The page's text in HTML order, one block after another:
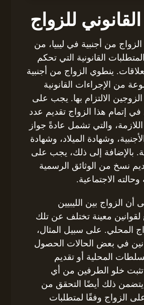
للزواج
من أجنبية في ليبيا، من
القانونية التي تحكم
ينطوي الزواج من أجنبية
من الإجراءات القانونية
الالتزام بها. يجب على
في إتمام هذا الزواج تقديم عدد
والتي تشمل عادةً جواز
وشهادة الميلاد، وشهادة
بالإضافة إلى ذلك، يجب على
نسخ من الوثائق الرسمية
الاجتماعية.
أن الزواج بين الليبيين
معينة تختلف عن تلك
المحلي. على سبيل المثال،
في بعض الحالات الحصول
المحلية أو تقديم
خلو الطرفين من أي
ذلك أيضًا التحقق من
الزواج وفقًا لمتطلبات